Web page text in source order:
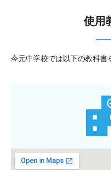
使用
今元中学校では以下の教科書